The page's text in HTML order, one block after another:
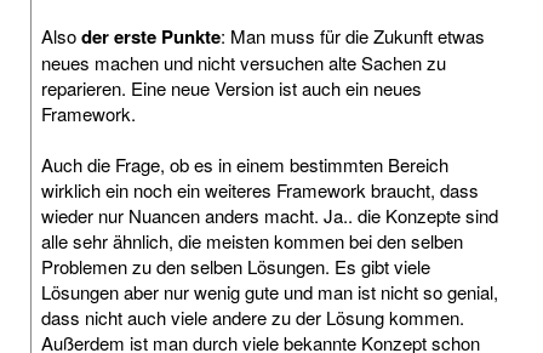
Alsoder erste Punkte: Man muss für die Zukunft etwas
neues machen und nicht versuchen alte Sachen zu
reparieren. Eine neue Version ist auch ein neues
Framework.
Auch die Frage, ob es in einem bestimmten Bereich
wirklich ein noch ein weiteres Framework braucht, dass
wieder nur Nuancen anders macht. Ja.. die Konzepte sind
alle sehr ähnlich, die meisten kommen bei den selben
Problemen zu den selben Lösungen. Es gibt viele
Lösungen aber nur wenig gute und man ist nicht so genial,
dass nicht auch viele andere zu der Lösung kommen.
Außerdem ist man durch viele bekannte Konzept schon